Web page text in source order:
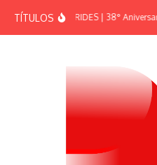
TÍTULOSEFEMÉRIDES | 38°